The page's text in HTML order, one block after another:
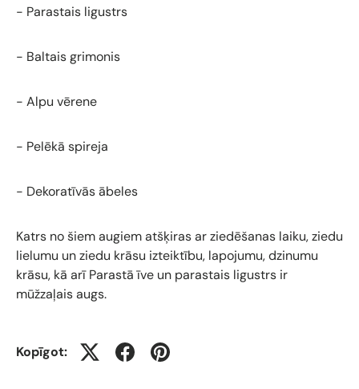
- Parastais ligustrs
- Baltais grimonis
- Alpu vērene
- Pelēkā spireja
- Dekoratīvās ābeles
Katrs no šiem augiem atšķiras ar ziedēšanas laiku, ziedu
lielumu un ziedu krāsu izteiktību, lapojumu, dzinumu
krāsu, kā arī Parastā īve un parastais ligustrs ir
mūžzaļais augs.
Kopīgot: